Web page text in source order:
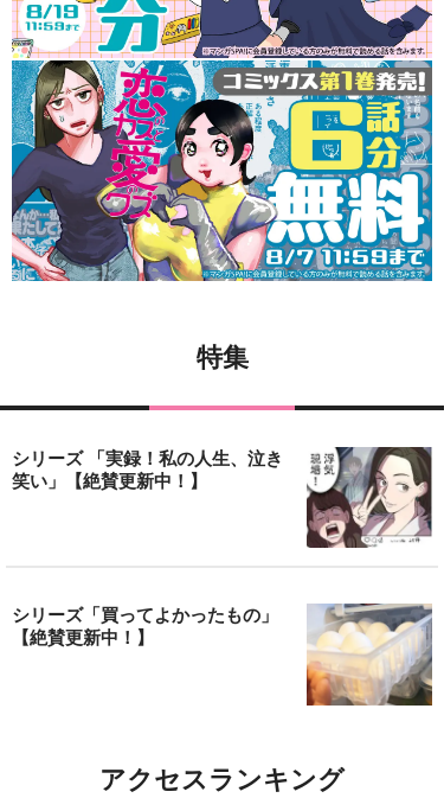
特集
シリーズ 「実録！私の人生、泣き
笑い」【絶賛更新中！】
シリーズ「買ってよかったもの」
【絶賛更新中！】
アクセスランキング